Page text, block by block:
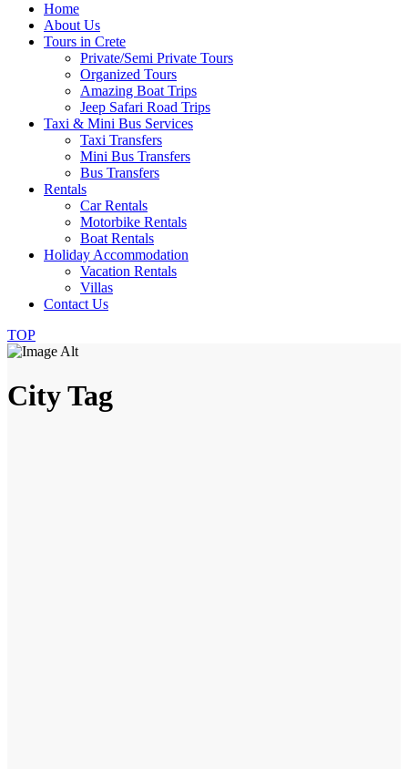
Home
About Us
Tours in Crete
Private/Semi Private Tours
Organized Tours
Amazing Boat Trips
Jeep Safari Road Trips
Taxi & Mini Bus Services
Taxi Transfers
Mini Bus Transfers
Bus Transfers
Rentals
Car Rentals
Motorbike Rentals
Boat Rentals
Holiday Accommodation
Vacation Rentals
Villas
Contact Us
TOP
City Tag